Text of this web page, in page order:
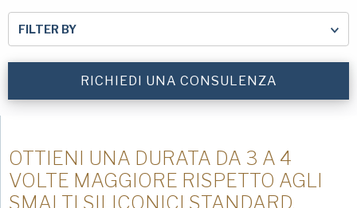
Turbel
USA Pan
FILTER BY
RICHIEDI UNA CONSULENZA
OTTIENI UNA DURATA DA 3 A 4
VOLTE MAGGIORE RISPETTO AGLI
SMALTI SILICONICI STANDARD.
(Obbligatorio)
Indirizzo
e-
mail